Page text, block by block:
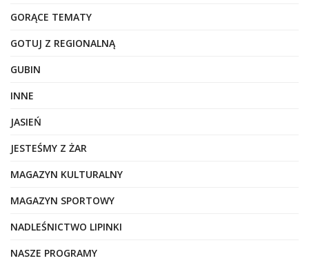
GORĄCE TEMATY
GOTUJ Z REGIONALNĄ
GUBIN
INNE
JASIEŃ
JESTEŚMY Z ŻAR
MAGAZYN KULTURALNY
MAGAZYN SPORTOWY
NADLEŚNICTWO LIPINKI
NASZE PROGRAMY